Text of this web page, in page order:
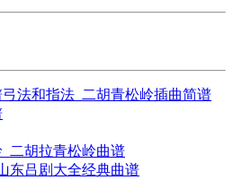
法和指法_二胡青松岭插曲简谱
二胡拉青松岭曲谱
东吕剧大全经典曲谱